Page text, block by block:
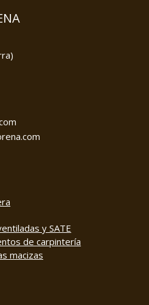
y SATE
de carpintería
macizas